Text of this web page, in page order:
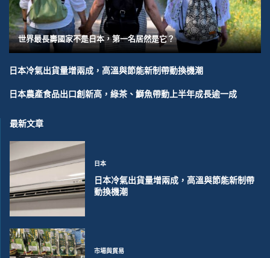
世界最長壽國家不是日本，第一名居然是它？
日本冷氣出貨量增兩成，高溫與節能新制帶動換機潮
日本農產食品出口創新高，綠茶、鰤魚帶動上半年成長逾一成
最新文章
日本
日本冷氣出貨量增兩成，高溫與節能新制帶
動換機潮
市場與貿易